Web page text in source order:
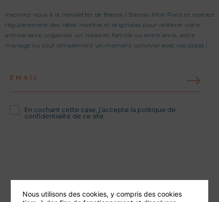
Inscrivez-vous à la newsletter de Beecie / Bateau Mon Paris et recevez
régulièrement des idées insolites et originales pour célébrer votre
anniversaire, organiser un repas en famille ou entre amis, votre
mariage ou tout simplement un moment convivial avec vos potes !
EMAIL
En cochant cette case, j'accepte la politique de
confidentialité de ce site
Nous utilisons des cookies, y compris des cookies